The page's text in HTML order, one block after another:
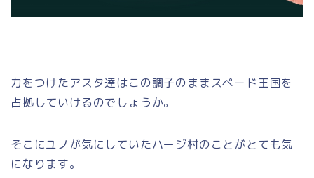
力をつけたアスタ達はこの調子のままスペード王国を
占拠していけるのでしょうか。
そこにユノが気にしていたハージ村のことがとても気
になります。